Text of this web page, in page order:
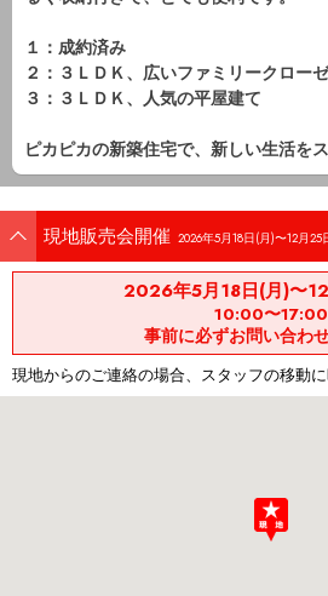
１：成約済み
２：３ＬＤＫ、広いファミリークロー
３：３ＬＤＫ、人気の平屋建て
ピカピカの新築住宅で、新しい生活を
現地販売会開催 2026年5月18日(月)〜12月25
2026年5月18日(月)〜
10:00〜17:00
事前に必ずお問い合わ
現地からのご連絡の場合、スタッフの移動に